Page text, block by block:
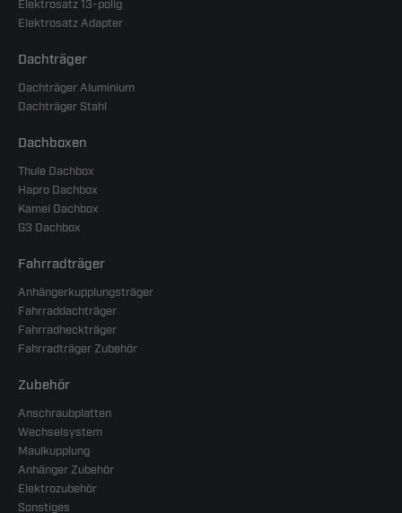
Elektrosatz 13-polig
Elektrosatz Adapter
Dachträger
Dachträger Aluminium
Dachträger Stahl
Dachboxen
Thule Dachbox
Hapro Dachbox
Kamei Dachbox
G3 Dachbox
Fahrradträger
Anhängerkupplungsträger
Fahrraddachträger
Fahrradheckträger
Fahrradträger Zubehör
Zubehör
Anschraubplatten
Wechselsystem
Maulkupplung
Anhänger Zubehör
Elektrozubehör
Sonstiges